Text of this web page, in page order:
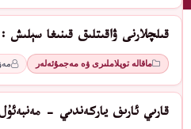
قىلچلارنى ۋاقىتلىق قىنىغا
ماقالە توپلاملىرى ۋە مەجمۇئەلەر
قارىي ئارىف ياركەندىي -